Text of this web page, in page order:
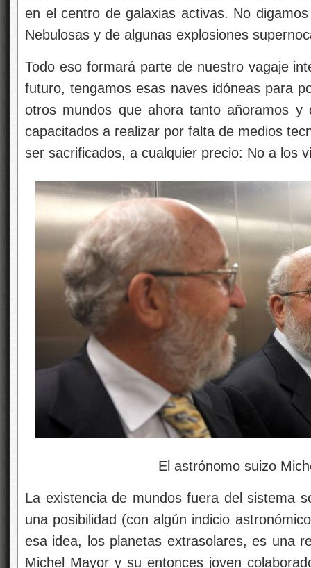
en el centro de galaxias activas. No
Nebulosas y de algunas explosiones
Todo eso formará parte de nuestro vagaje
futuro, tengamos esas naves idóneas para
otros mundos que ahora tanto añoramos y
capacitados a realizar por falta de medios
ser sacrificados, a cualquier precio: No a los
El astrónomo suizo Michel
La existencia de mundos fuera del sistema
una posibilidad (con algún indicio
esa idea, los planetas extrasolares, es una
Michel Mayor y su entonces joven